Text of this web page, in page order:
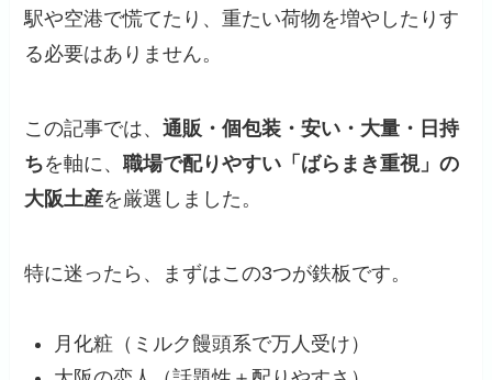
駅や空港で慌てたり、重たい荷物を増やしたりす
る必要はありません。
この記事では、通販・個包装・安い・大量・日持
ちを軸に、職場で配りやすい「ばらまき重視」の
大阪土産を厳選しました。
特に迷ったら、まずはこの3つが鉄板です。
月化粧（ミルク饅頭系で万人受け）